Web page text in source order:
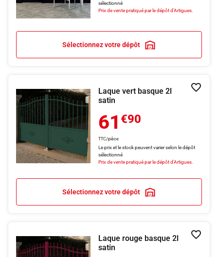
sélectionné
Prix de vente pratiqué par le dépôt d'Artigues.
Sélectionnez votre dépôt
Laque vert basque 2l
satin
61 €90
TTC/pièce
Le prix et le stock peuvent varier selon le dépôt
sélectionné
Prix de vente pratiqué par le dépôt d'Artigues.
Sélectionnez votre dépôt
Laque rouge basque 2l
satin